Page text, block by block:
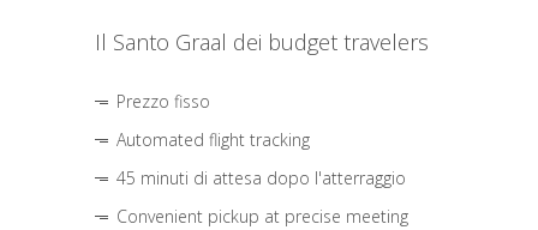
Il Santo Graal dei budget travelers
Prezzo fisso
Automated flight tracking
45 minuti di attesa dopo l'atterraggio
Convenient pickup at precise meeting